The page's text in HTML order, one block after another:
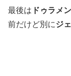
最後は ドゥラメ
前だけど別にジ